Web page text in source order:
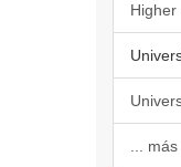
Higher
... más